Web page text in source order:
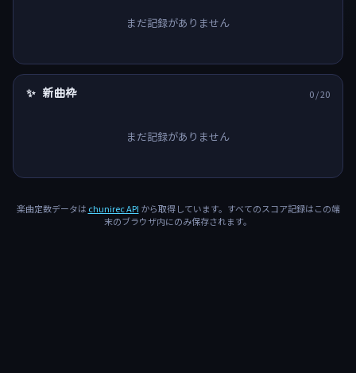
まだ記録がありません
✨ 新曲枠 0/ 20
まだ記録がありません
楽曲定数データは chunirec API から取得しています。すべてのスコア記録はこの端
末のブラウザ内にのみ保存されます。